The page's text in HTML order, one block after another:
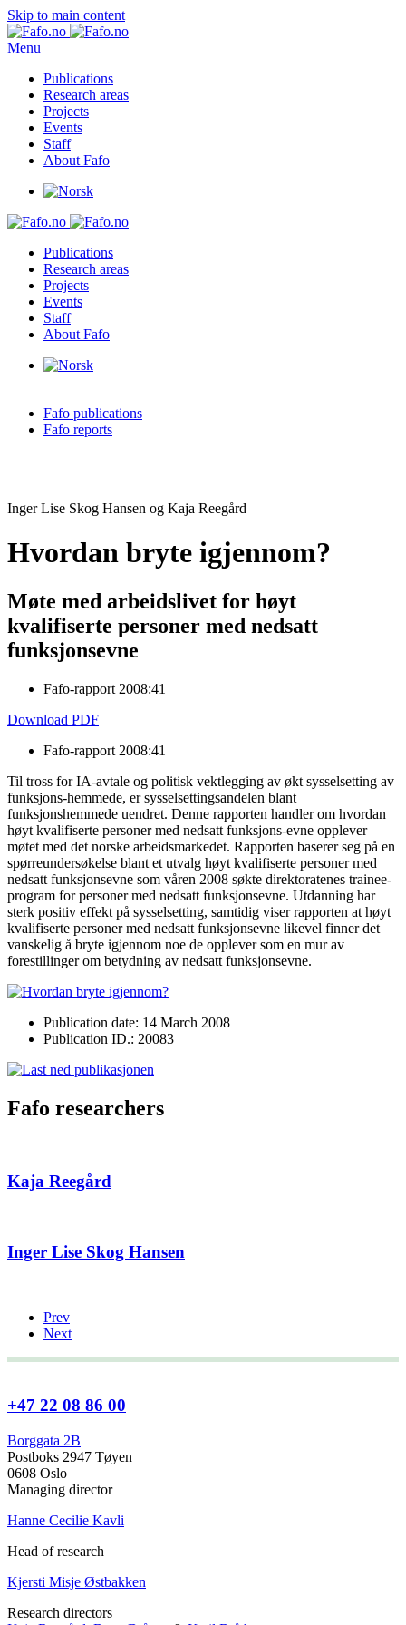
Skip to main content
Menu
Publications
Research areas
Projects
Events
Staff
About Fafo
Publications
Research areas
Projects
Events
Staff
About Fafo
Fafo publications
Fafo reports
Inger Lise Skog Hansen og Kaja Reegård
Hvordan bryte igjennom?
Møte med arbeidslivet for høyt
kvalifiserte personer med nedsatt
funksjonsevne
Fafo-rapport 2008:41
Download PDF
Fafo-rapport 2008:41
Til tross for IA-avtale og politisk vektlegging av økt sysselsetting av
funksjons-hemmede, er sysselsettingsandelen blant
funksjonshemmede uendret. Denne rapporten handler om hvordan
høyt kvalifiserte personer med nedsatt funksjons-evne opplever
møtet med det norske arbeidsmarkedet. Rapporten baserer seg på en
spørreundersøkelse blant et utvalg høyt kvalifiserte personer med
nedsatt funksjonsevne som våren 2008 søkte direktoratenes trainee-
program for personer med nedsatt funksjonsevne. Utdanning har
sterk positiv effekt på sysselsetting, samtidig viser rapporten at høyt
kvalifiserte personer med nedsatt funksjonsevne likevel finner det
vanskelig å bryte igjennom noe de opplever som en mur av
forestillinger om betydning av nedsatt funksjonsevne.
Publication date: 14 March 2008
Publication ID.: 20083
Fafo researchers
Kaja Reegård
Inger Lise Skog Hansen
Prev
Next
+47 22 08 86 00
Borggata 2B
Postboks 2947 Tøyen
0608 Oslo
Managing director
Hanne Cecilie Kavli
Head of research
Kjersti Misje Østbakken
Research directors